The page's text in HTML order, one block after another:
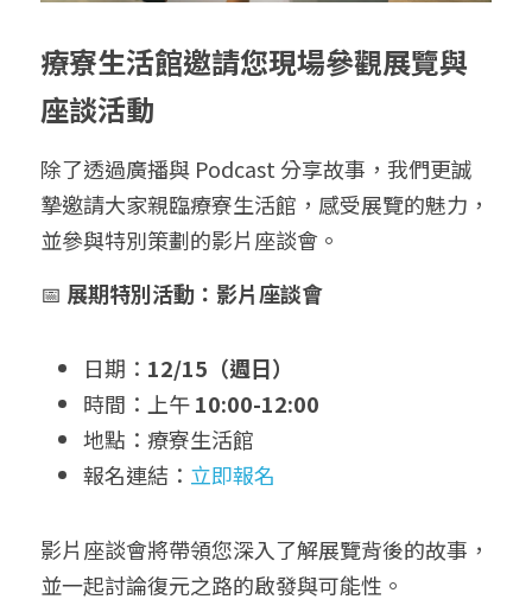
療寮生活館邀請您現場參觀展覽與
座談活動
除了透過廣播與 Podcast 分享故事，我們更誠
摯邀請大家親臨療寮生活館，感受展覽的魅力，
並參與特別策劃的影片座談會。
📅 展期特別活動：影片座談會
日期： 12/15（週日）
時間：上午 10:00-12:00
地點：療寮生活館
報名連結： 立即報名
影片座談會將帶領您深入了解展覽背後的故事，
並一起討論復元之路的啟發與可能性。